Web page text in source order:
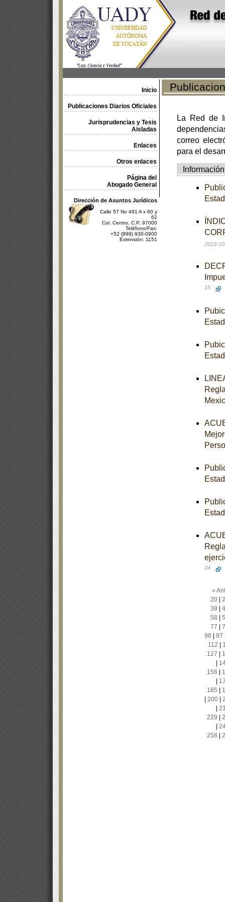
Inicio
Publicaciones Diarios Oficiales
Jurisprudencias y Tesis
Aisladas
Enlaces
Otros enlaces
Página del
Abogado General
Dirección de Asuntos Jurídicos
Calle 57 No 491 A x 60 y
62
Col. Centro, C.P. 97000
Teléfono/Fax:
+52 (999) 930-0900
Extensión: 1151
La Red de
correo
para el
Información
2019-
15
04
«
20|
39
58
77
96
97
112
127
156
185
200|
229
258